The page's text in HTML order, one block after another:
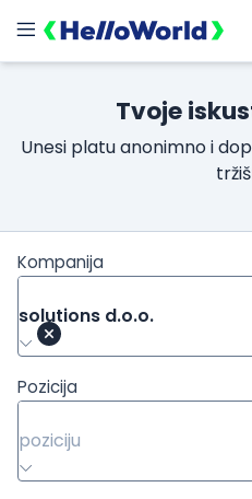
Tvoje
Unesi platu anonimno i
Kompanija
solutions d.o.o.
Pozicija
poziciju